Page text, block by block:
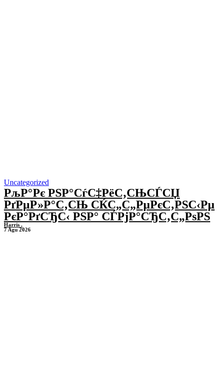
Uncategorized
РљР°Рє РЅР°СѓС‡РёС‚СЊСЃСЏ
РґРµР»Р°С‚СЊ СЌС„С„РµРєС‚РЅС‹Рµ
РєР°РґСЂС‹ РЅР° СЃРјР°СЂС‚С„РѕРЅ
Harris .
7 Agu 2026